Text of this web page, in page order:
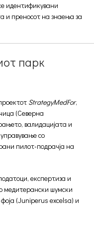
идентификувани
и преносот на знаења за
парк
StrategyMedFor,
(Северна
валидацијата и
со
пилот-подрачја на
експертиза и
медитерански шумски
(Juniperus excelsa) и